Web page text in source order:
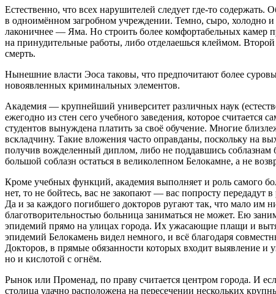
Естественно, что всех нарушителей следует где-то
в одноимённом загробном учреждении. Темно, сыро, холодно
лаконичнее — Яма. Но строить более комфортабельных камер
на принудительные работы, либо отделаешься клеймом.
смерть.
Нынешние власти Эоса таковы, что предпочитают более
новоявленных криминальных элементов.
Академия — крупнейший университет различных наук
ежегодно из стен сего учебного заведения, которое
студентов вынуждена платить за своё обучение. Многие
вскладчину. Такие вложения часто оправданы, поскольку на
получив вожделенный диплом, либо не поддавшись соблазнам
большой соблазн остаться в великолепном Белокамне, а не
Кроме учебных функций, академия выполняет и роль самого
нет, то не бойтесь, вас не закопают — вас попросту
Да и за каждого погибшего докторов ругают так, что мало им
благотворительностью больница заниматься не может. Ею
эпидемий прямо на улицах города. Их ужасающие плащи и
эпидемий Белокамень видел немного, и всё благодаря
Докторов, в прямые обязанности которых входит выявление
но и кислотой с огнём.
Рынок или Променад, по праву считается центром города. И
столица удачно расположена на пересечении нескольких